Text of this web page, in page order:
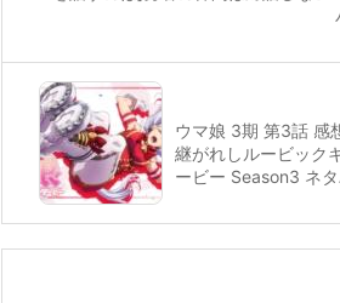
ウマ娘 3期 第3話 感
継がれしルービック
ービー Season3 ネ